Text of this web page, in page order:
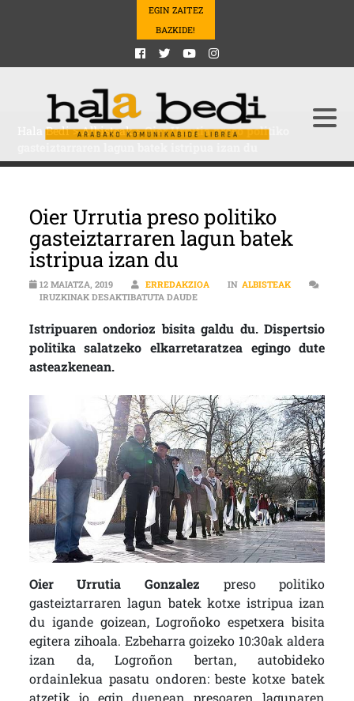
EGIN ZAITEZ
BAZKIDE!
Hala Bedi>Albisteak>Oier Urrutia preso politiko
Oier Urrutia preso politiko
gasteiztarraren lagun batek
istripua izan du
12 MAIATZA, 2019 ERREDAKZIOA IN ALBISTEAK
IRUZKINAK DESAKTIBATUTA DAUDEOIER URRUTIA PRESO POLITIKO
Istripuaren ondorioz bisita galdu du. Dispertsio
politika salatzeko elkarretaratzea egingo dute
asteazkenean.
Oier Urrutia Gonzalez preso politiko
gasteiztarraren lagun batek kotxe istripua izan
du igande goizean, Logroñoko espetxera bisita
egitera zihoala. Ezbeharra goizeko 10:30ak aldera
izan da, Logroñon bertan, autobideko
ordainlekua pasatu ondoren: beste kotxe batek